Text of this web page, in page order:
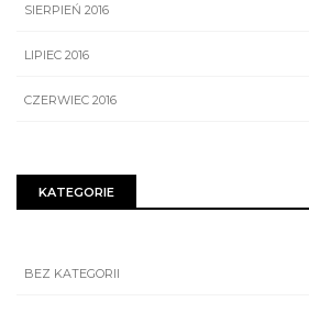
SIERPIEŃ 2016
LIPIEC 2016
CZERWIEC 2016
KATEGORIE
BEZ KATEGORII